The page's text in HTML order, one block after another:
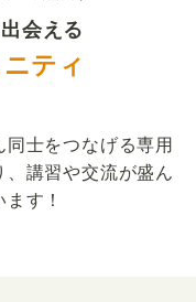
会える
ティ
同士をつなげる専用
、講習や交流が盛ん
す！